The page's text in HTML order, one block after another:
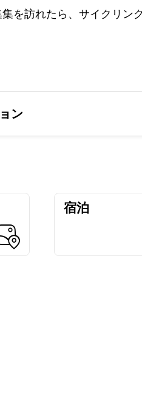
を訪れたら、サイクリン
ン
宿泊